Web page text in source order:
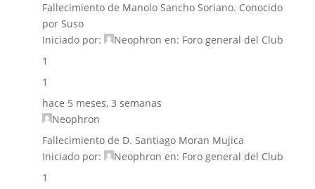
Fallecimiento de Manolo Sancho Soriano. Conocido
por Suso
Iniciado por:
Neophron en: Foro general del Club
1
1
hace 5 meses, 3 semanas
Neophron
Fallecimiento de D. Santiago Moran Mujica
Iniciado por:
Neophron en: Foro general del Club
1